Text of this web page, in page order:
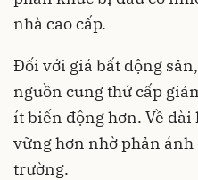
nhà cao cấp.
Đối với giá bất động
nguồn cung thứ cấp
ít biến động hơn. Về dài
vững hơn nhờ phản
trường.